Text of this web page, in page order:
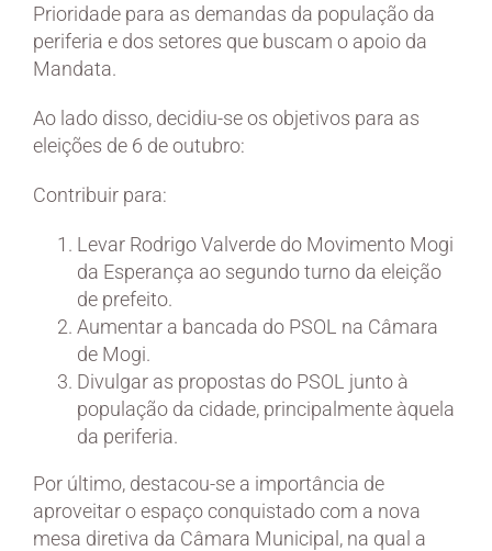
Prioridade para as demandas da população da
periferia e dos setores que buscam o apoio da
Mandata.
Ao lado disso, decidiu-se os objetivos para as
eleições de 6 de outubro:
Contribuir para:
Levar Rodrigo Valverde do Movimento Mogi
da Esperança ao segundo turno da eleição
de prefeito.
Aumentar a bancada do PSOL na Câmara
de Mogi.
Divulgar as propostas do PSOL junto à
população da cidade, principalmente àquela
da periferia.
Por último, destacou-se a importância de
aproveitar o espaço conquistado com a nova
mesa diretiva da Câmara Municipal, na qual a